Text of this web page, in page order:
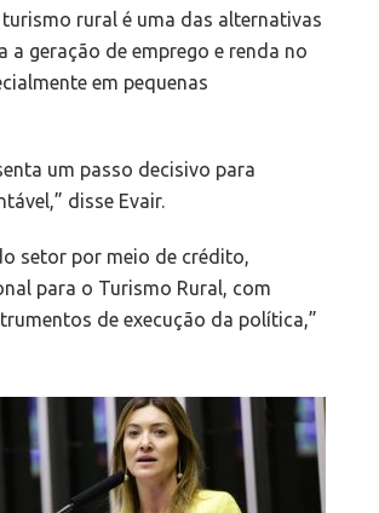
rural é uma das alternativas
a geração de emprego e renda no
em pequenas
um passo decisivo para
disse Evair.
setor por meio de crédito,
para o Turismo Rural, com
de execução da política,”